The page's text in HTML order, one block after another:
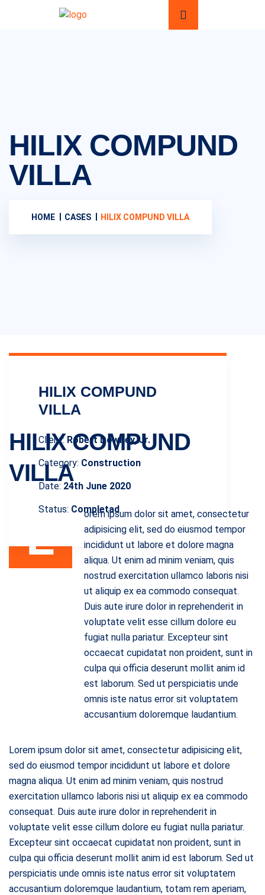
HILIX COMPUND
VILLA
HOME CASES HILIX COMPUND VILLA
HILIX COMPUND
VILLA
Client: Robert Downey, Jr.
Category: Construction
Date: 24th June 2020
Status: Completad
HILIX COMPUND
VILLA
L
orem ipsum dolor sit amet, consectetur
adipisicing elit, sed do eiusmod tempor
incididunt ut labore et dolore magna
aliqua. Ut enim ad minim veniam, quis
nostrud exercitation ullamco laboris nisi
ut aliquip ex ea commodo consequat.
Duis aute irure dolor in reprehenderit in
voluptate velit esse cillum dolore eu
fugiat nulla pariatur. Excepteur sint
occaecat cupidatat non proident, sunt in
culpa qui officia deserunt mollit anim id
est laborum. Sed ut perspiciatis unde
omnis iste natus error sit voluptatem
accusantium doloremque laudantium.
Lorem ipsum dolor sit amet, consectetur adipisicing elit,
sed do eiusmod tempor incididunt ut labore et dolore
magna aliqua. Ut enim ad minim veniam, quis nostrud
exercitation ullamco laboris nisi ut aliquip ex ea commodo
consequat. Duis aute irure dolor in reprehenderit in
voluptate velit esse cillum dolore eu fugiat nulla pariatur.
Excepteur sint occaecat cupidatat non proident, sunt in
culpa qui officia deserunt mollit anim id est laborum. Sed ut
perspiciatis unde omnis iste natus error sit voluptatem
accusantium doloremque laudantium, totam rem aperiam,